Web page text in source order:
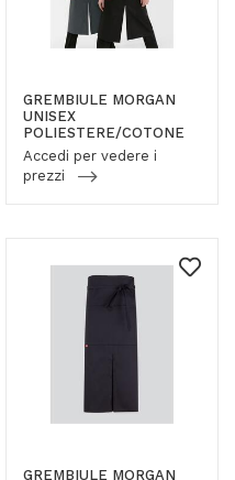
GREMBIULE MORGAN
UNISEX
POLIESTERE/COTONE
Accedi per vedere i
prezzi
GREMBIULE MORGAN